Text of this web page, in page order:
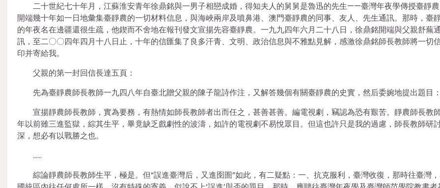
二十世紀七十年月，江蘇淮安青年徐鼎銘與一男子相戀成婚，得知夫人的舅舅是魯迅的先生——臺灣年夜學傳授臺靜
開端幾十年如一日地彙集臺靜農的一切材料信息，與海峽兩岸及噴鼻港、澳門臺靜農的同事、友人、先生通訊。那時，臺
的年夜名在邊疆還很生疏，他鍥而不舍地在報刊發文宣揚先容臺靜農。一九九四年六月二十八日，徐鼎銘開端與父親舒蕪
訊，至二〇〇四年四月十八日止，十年的信匯集了良多汗青、文明、政治信息與不雅點見解，感激徐鼎銘師長教師將一切
印并寄給我。
父親的第一封回信長達五頁：
先為臺靜農師長教師一九四八年自臺北贈父親的陳子龍詩作注，又解答幾個有關臺靜農的史實，然后委婉地提出題目：
宣揚靜農師長教師，實為要務，有熱情如師長教師者出而任之，甚善甚善。編電視劇，竊認為恐有艱苦。靜農師長教
年以前雖三進監獄，綜其生平，畢竟缺乏戲劇性的波濤，如許的電視劇不易悅眾目。但這也許只是我的過慮，師長教師研
深，想必有以戰勝之也。
……
綜論靜農師長教師生平，極是。但“誤進臺灣后，又進囹圄”如此，有二疑點：一、抗克服利，臺灣收復，那時往臺灣